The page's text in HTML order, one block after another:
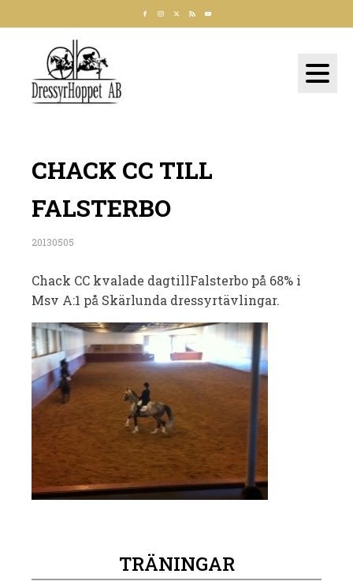
CHACK CC TILL
FALSTERBO
20130505
Chack CC kvalade dagtillFalsterbo på 68% i
Msv A:1 på Skärlunda dressyrtävlingar.
TRÄNINGAR